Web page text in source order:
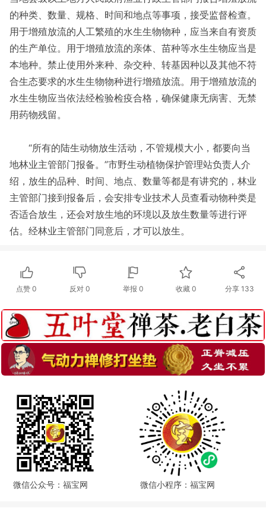
的种类、数量、规格、时间和地点等事项，接受监督检查。
用于增殖放流的人工繁殖的水生生物物种，应当来自有资质
的生产单位。用于增殖放流的亲体、苗种等水生生物应当是
本地种。禁止使用外来种、杂交种、转基因种以及其他不符
合生态要求的水生生物物种进行增殖放流。用于增殖放流的
水生生物应当依法经检验检疫合格，确保健康无病害、无禁
用药物残留。
“所有的陆生动物放生活动，不管规模大小，都要向当
地林业主管部门报备。”市野生动植物保护管理站负责人介
绍，放生的品种、时间、地点、数量等都是有讲究的，林业
主管部门接到报备后，会安排专业技术人员查看动物种类是
否适合放生，还会对放生地的环境以及放生数量等进行评
估。经林业主管部门同意后，才可以放生。
点赞0 反对 0 举报 0 收藏 0 分享 133
微信公众号：福宝网 微信小程序：福宝网